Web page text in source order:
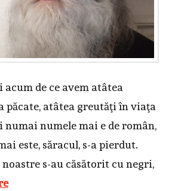
de ce avem atâtea
păcate, atâtea greutăţi în viaţa
numai numele mai e de român,
este, săracul, s-a pierdut.
s-au căsătorit cu negri,